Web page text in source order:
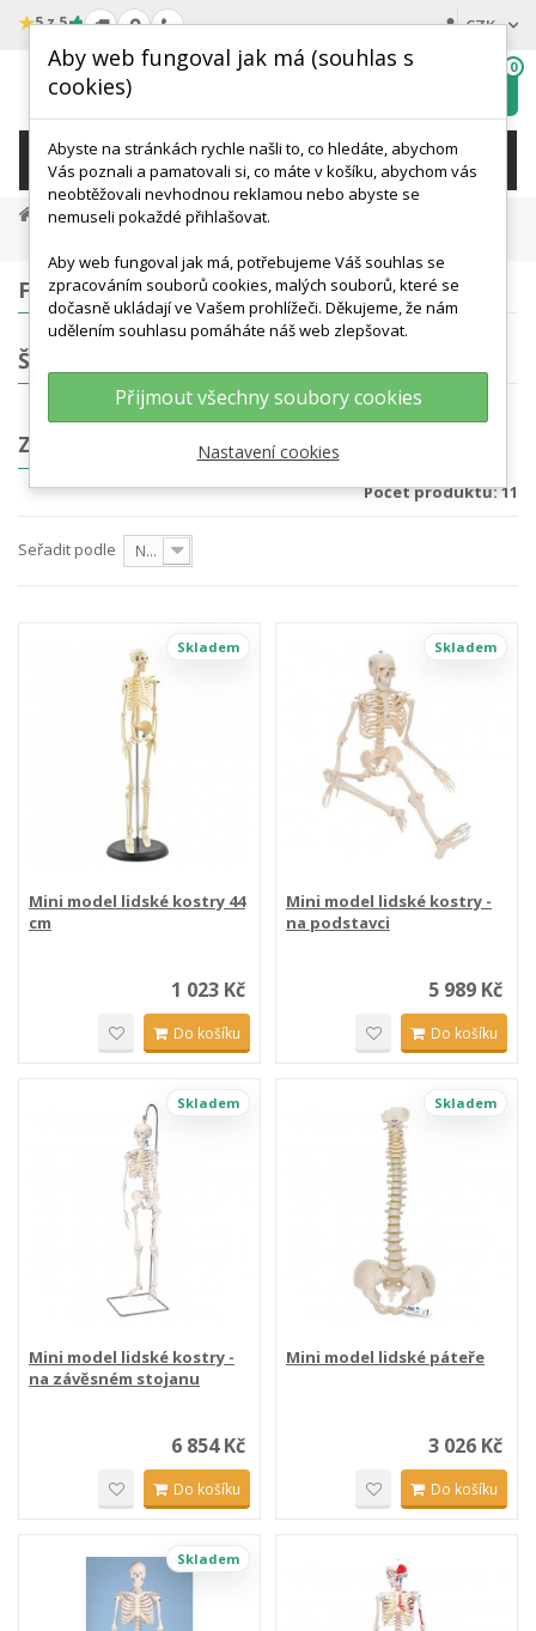
★5 z 5 CZK
wishlist
0
KATEGORIE
Anatomické Modely
Modely Lidské Kostry
FILTROVÁNÍ
ŠTÍTKY
ZMENŠENÉ MODELY LIDSKÉ KOSTRY
Počet produktů: 11
Seřadit podle Nejprve produkty skladem
Skladem
Mini model lidské kostry 44
cm
1 023 Kč
Do košíku
Skladem
Mini model lidské kostry -
na podstavci
5 989 Kč
Do košíku
Skladem
Mini model lidské kostry -
na závěsném stojanu
6 854 Kč
Do košíku
Skladem
Mini model lidské páteře
3 026 Kč
Do košíku
Skladem
Aby web fungoval jak má (souhlas s
cookies)
Abyste na stránkách rychle našli to, co hledáte, abychom
Vás poznali a pamatovali si, co máte v košíku, abychom vás
neobtěžovali nevhodnou reklamou nebo abyste se
nemuseli pokaždé přihlašovat.
Aby web fungoval jak má, potřebujeme Váš souhlas se
zpracováním souborů cookies, malých souborů, které se
dočasně ukládají ve Vašem prohlížeči. Děkujeme, že nám
udělením souhlasu pomáháte náš web zlepšovat.
Přijmout všechny soubory cookies
Nastavení cookies